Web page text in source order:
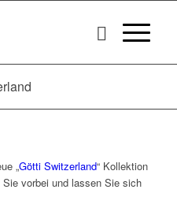
„Götti Switzerland“ Kollektion
vorbei und lassen Sie sich